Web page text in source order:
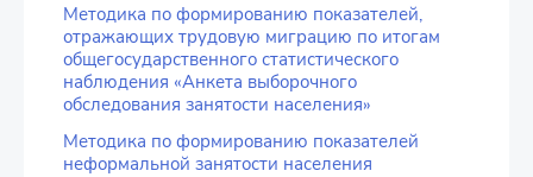
Методика по формированию показателей,
отражающих трудовую миграцию по итогам
общегосударственного статистического
наблюдения «Анкета выборочного
обследования занятости населения»
Методика по формированию показателей
неформальной занятости населения